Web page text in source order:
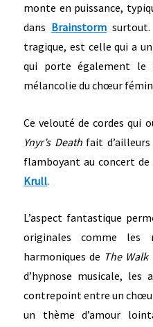
monte en puissance,
dans Brainstormsurtout.
tragique, est celle qui a
qui porte également le
mélancolie du chœur
Ce velouté de cordes qui
Ynyr’s Deathfait
flamboyant au concert de
Krull.
L’aspect fantastique
originales comme les
harmoniques de The Walk
d’hypnose musicale, les
contrepoint entre un
un thème d’amour